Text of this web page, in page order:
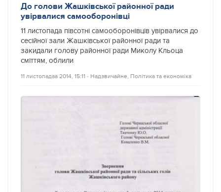
До голови Жашківської районної ради
увірвалися самооборонівці
11 листопада півсотні самооборонівців увірвалися до
сесійної зали Жашківської районної ради та
закидали голову районної ради Миколу Кльоца
сміттям, облили
11 листопадаа 2014, 15:11 ‐ Надзвичайне, Політика та економіка